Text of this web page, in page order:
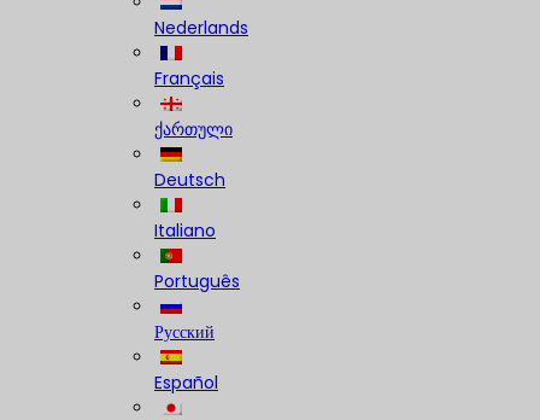
Nederlands
Français
ქართული
Deutsch
Italiano
Português
Русский
Español